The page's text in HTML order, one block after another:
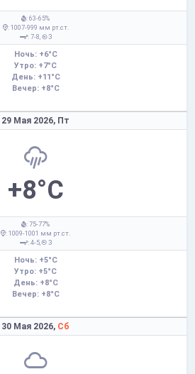
: 63-65%
: 1007-999 мм рт.ст.
: 7-8,
З
Ночь: +6°C
Утро: +7°C
День: +11°C
Вечер: +8°C
29 Мая 2026, Пт
+8°C
: 75-77%
: 1009-1001 мм рт.ст.
: 4-5,
З
Ночь: +5°C
Утро: +5°C
День: +8°C
Вечер: +8°C
30 Мая 2026, Сб